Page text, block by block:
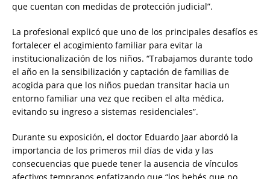
que cuentan con medidas de protección judicial”.
La profesional explicó que uno de los principales desafíos es
fortalecer el acogimiento familiar para evitar la
institucionalización de los niños. “Trabajamos durante todo
el año en la sensibilización y captación de familias de
acogida para que los niños puedan transitar hacia un
entorno familiar una vez que reciben el alta médica,
evitando su ingreso a sistemas residenciales”.
Durante su exposición, el doctor Eduardo Jaar abordó la
importancia de los primeros mil días de vida y las
consecuencias que puede tener la ausencia de vínculos